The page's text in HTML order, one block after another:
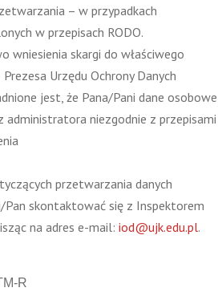
– w przypadkach
w przepisach RODO.
wniesienia skargi do właściwego
Urzędu Ochrony Danych
jest, że Pana/Pani dane osobowe
administratora niezgodnie z przepisami
przetwarzania danych
Pan skontaktować się z Inspektorem
na adres e-mail: iod@ujk.edu.pl.
R